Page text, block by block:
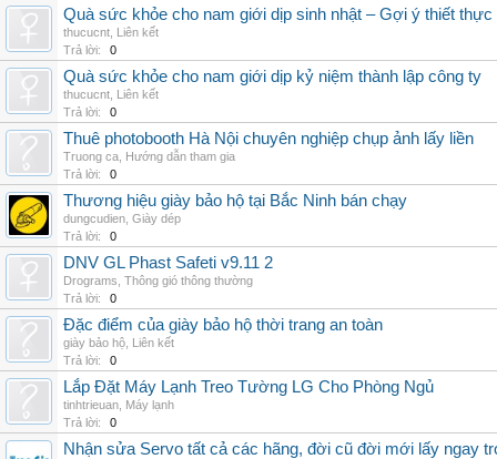
Quà sức khỏe cho nam giới dịp sinh nhật – Gợi ý thiết thực
thucucnt Liên kết
Trả lời:
0
Quà sức khỏe cho nam giới dịp kỷ niệm thành lập công ty
thucucnt Liên kết
Trả lời:
0
Thuê photobooth Hà Nội chuyên nghiệp chụp ảnh lấy liền
Truong ca Hướng dẫn tham gia
Trả lời:
0
Thương hiệu giày bảo hộ tại Bắc Ninh bán chạy
dungcudien Giày dép
Trả lời:
0
DNV GL Phast Safeti v9.11 2
Drograms Thông gió thông thường
Trả lời:
0
Đặc điểm của giày bảo hộ thời trang an toàn
giày bảo hộ Liên kết
Trả lời:
0
Lắp Đặt Máy Lạnh Treo Tường LG Cho Phòng Ngủ
tinhtrieuan Máy lạnh
Trả lời:
0
Nhận sửa Servo tất cả các hãng, đời cũ đời mới lấy ngay